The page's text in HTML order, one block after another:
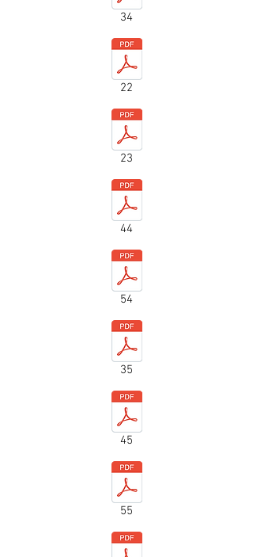
34
22
23
44
54
35
45
55